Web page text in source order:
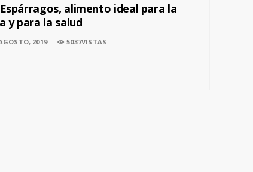
alimento ideal para la
y para la salud
2019 5037VISTAS